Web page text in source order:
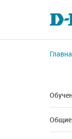
Общие